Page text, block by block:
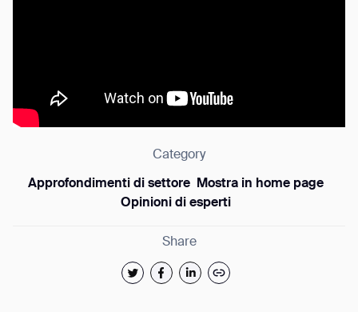
Category
Approfondimenti di settore
Mostra in home page
Opinioni di esperti
Share